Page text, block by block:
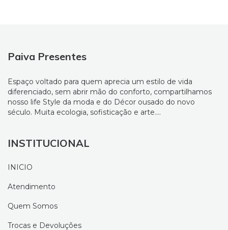
Paiva Presentes
Espaço voltado para quem aprecia um estilo de vida
diferenciado, sem abrir mão do conforto, compartilhamos
nosso life Style da moda e do Décor ousado do novo
século. Muita ecologia, sofisticação e arte....
INSTITUCIONAL
INICIO
Atendimento
Quem Somos
Trocas e Devoluções